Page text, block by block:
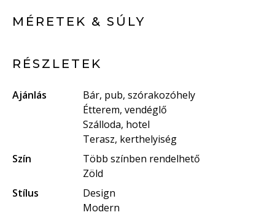
MÉRETEK & SÚLY
RÉSZLETEK
Ajánlás
Bár, pub, szórakozóhely
Étterem, vendéglő
Szálloda, hotel
Terasz, kerthelyiség
Szín
Több színben rendelhető
Zöld
Stílus
Design
Modern